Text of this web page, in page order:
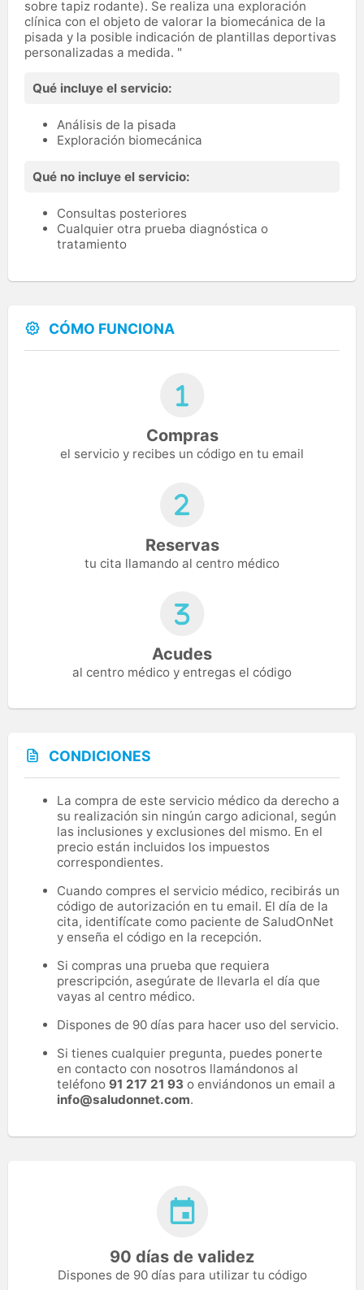
sobre tapiz rodante). Se realiza una exploración
clínica con el objeto de valorar la biomecánica de la
pisada y la posible indicación de plantillas deportivas
personalizadas a medida. "
Qué incluye el servicio:
Análisis de la pisada
Exploración biomecánica
Qué no incluye el servicio:
Consultas posteriores
Cualquier otra prueba diagnóstica o
tratamiento
CÓMO FUNCIONA
Compras
el servicio y recibes un código en tu email
Reservas
tu cita llamando al centro médico
Acudes
al centro médico y entregas el código
CONDICIONES
La compra de este servicio médico da derecho a
su realización sin ningún cargo adicional, según
las inclusiones y exclusiones del mismo. En el
precio están incluidos los impuestos
correspondientes.
Cuando compres el servicio médico, recibirás un
código de autorización en tu email. El día de la
cita, identifícate como paciente de SaludOnNet
y enseña el código en la recepción.
Si compras una prueba que requiera
prescripción, asegúrate de llevarla el día que
vayas al centro médico.
Dispones de 90 días para hacer uso del servicio.
Si tienes cualquier pregunta, puedes ponerte
en contacto con nosotros llamándonos al
teléfono 91 217 21 93 o enviándonos un email a
info@saludonnet.com.
90 días de validez
Dispones de 90 días para utilizar tu código